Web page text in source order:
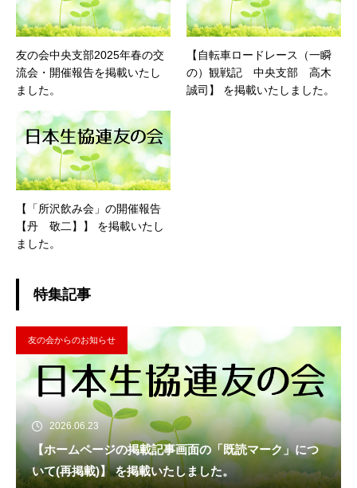
友の会中央支部2025年春の交
流会・開催報告を掲載いたし
ました。
【自転車ロードレース（一瞬
の）観戦記 中央支部 高木
誠司】 を掲載いたしました。
【「所沢飲み会」の開催報告
【丹 敬二】】 を掲載いたし
ました。
特集記事
友の会からのお知らせ
2026.06.23
【ホームページの掲載記事画面の「既読マーク」につ
いて(再掲載)】 を掲載いたしました。